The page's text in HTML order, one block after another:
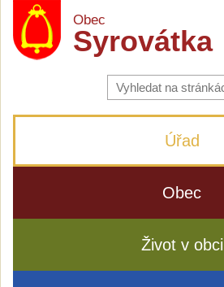
Obec
Syrovátka
Vyhledávání
na
stránkách
Úřad
Obec
Život v obci